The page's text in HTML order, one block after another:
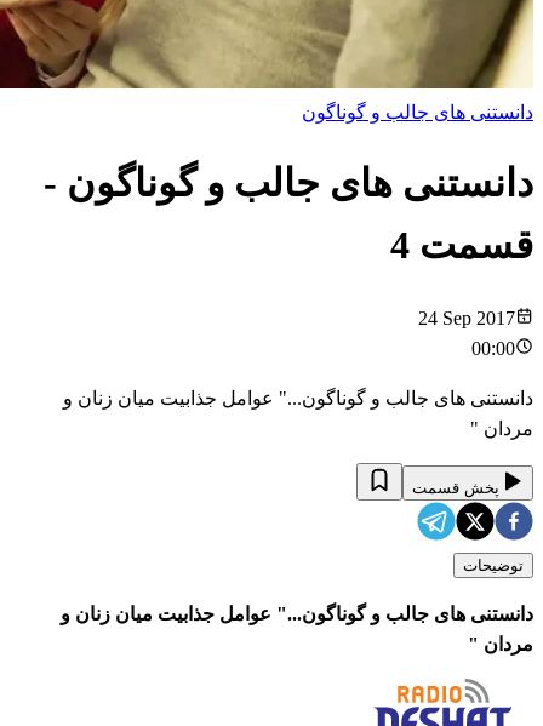
دانستنی های جالب و گوناگون
دانستنی های جالب و گوناگون -
قسمت 4
24 Sep 2017
00:00
دانستنی های جالب و گوناگون..." عوامل جذابیت میان زنان و
مردان "
پخش قسمت
توضیحات
دانستنی های جالب و گوناگون..." عوامل جذابیت میان زنان و
مردان "